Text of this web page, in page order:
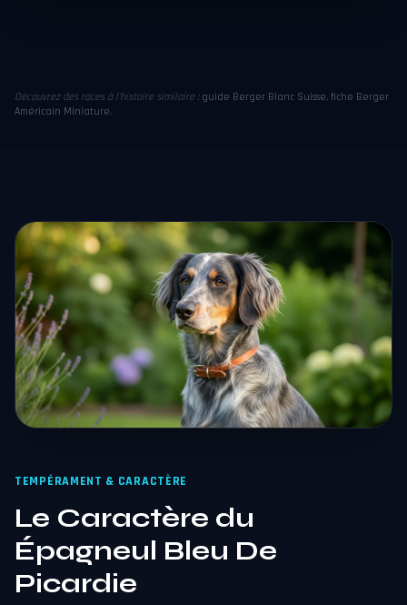
Découvrez des races à l'histoire similaire : guide Berger Blanc Suisse, fiche Berger
Américain Miniature.
TEMPÉRAMENT & CARACTÈRE
Le Caractère du
Épagneul Bleu De
Picardie